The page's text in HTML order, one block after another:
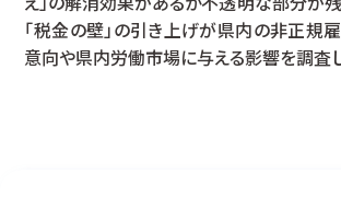
「税金の壁」の引き上げが県内の非正規
意向や県内労働市場に与える影響を調査